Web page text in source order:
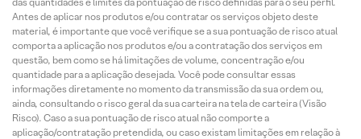
Antes de aplicar nos produtos e/ou contratar os serviços objeto deste
material, é importante que você verifique se a sua pontuação de risco atual
comporta a aplicação nos produtos e/ou a contratação dos serviços em
questão, bem como se há limitações de volume, concentração e/ou
quantidade para a aplicação desejada. Você pode consultar essas
informações diretamente no momento da transmissão da sua ordem ou,
ainda, consultando o risco geral da sua carteira na tela de carteira (Visão
Risco). Caso a sua pontuação de risco atual não comporte a
aplicação/contratação pretendida, ou caso existam limitações em relação à